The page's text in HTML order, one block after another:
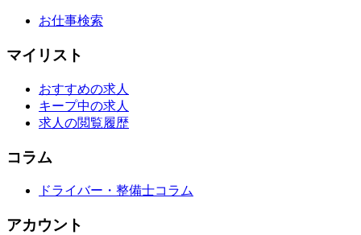
お仕事検索
マイリスト
おすすめの求人
キープ中の求人
求人の閲覧履歴
コラム
ドライバー・整備士コラム
アカウント